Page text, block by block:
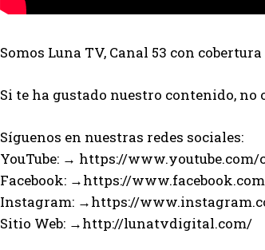
Somos Luna TV, Canal 53 con
Si te ha gustado nuestro contenido,
Síguenos en nuestras redes sociales:
YouTube: → https://
Facebook: →https://
Instagram: →https://
Sitio Web: →http://lunatvdigital.com/